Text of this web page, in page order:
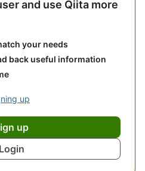
and use Qiita more
your needs
back useful information
up
up
Login